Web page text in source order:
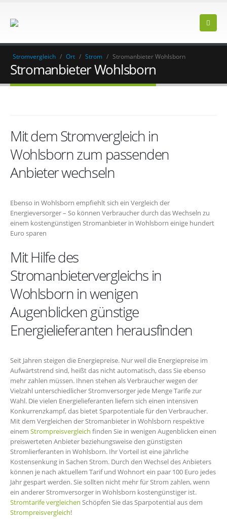
Stromvergleich / Ort / Strom / Stromanbieter Wohlsborn
Stromanbieter Wohlsborn
Mit dem Stromvergleich in
Wohlsborn zum passenden
Anbieter wechseln
Ebenso in Wohlsborn empfiehlt sich ein Vergleich der
Energieversorger – So können Verbraucher durch das Wechseln zu
einem kostengünstigen Stromanbieter in Wohlsborn einige hundert
Euro sparen
Mit Hilfe des
Stromanbietervergleichs in
Wohlsborn in wenigen
Augenblicken günstige
Energielieferanten herausfinden
Seit Jahren steigen die Energiepreise. Nur weil die Energiepreise im
Aufwärtstrend sind, heißt das nicht automatisch, dass Sie ebenso
mehr zahlen müssen. Ihnen stehen als Verbraucher wegen der
Vielzahl unterschiedlicher Stromversorger jede Menge Tarife zur
Wahl. Die vielen Energielieferanten liefern sich einen intensiven
Konkurrenzkampf, das bietet Sparpotentiale für den Verbraucher.
Mit dem Vergleichen der Stromanbieter in Wohlsborn respektive
einem Strompreisvergleich finden Sie in wenigen Augenblicken einen
preiswerteten Anbieter beziehungsweise den günstigsten
Stromlierferanten in Wohlsborn. Ihr Vorteil ist eine jährliche
Kostensenkung in Sachen Strom. Durch den Wechsel des Anbieters
können je nach aktuellem Tarif und Wohnort ein paar 100 Euro jedes
Jahr gespart werden. Sie sollten nicht mehr für Strom zahlen, wenn
ein anderer Stromversorger in Wohlsborn kostengünstiger ist.
Stromtarife vergleichen Schöpfen Sie das Sparpotential aus dem
Strompreisvergleich!